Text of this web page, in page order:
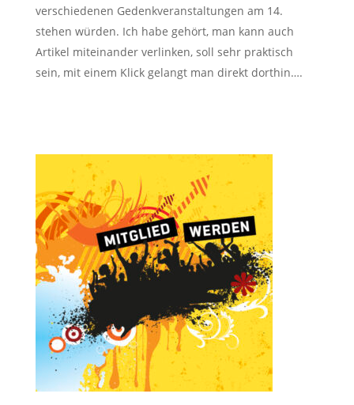
verschiedenen Gedenkveranstaltungen am 14.
stehen würden. Ich habe gehört, man kann auch
Artikel miteinander verlinken, soll sehr praktisch
sein, mit einem Klick gelangt man direkt dorthin….